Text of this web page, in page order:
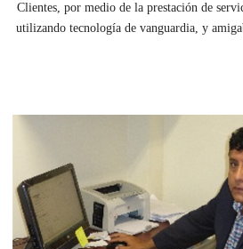
Clientes, por medio de la prestación de
utilizando tecnología de vanguardia, y